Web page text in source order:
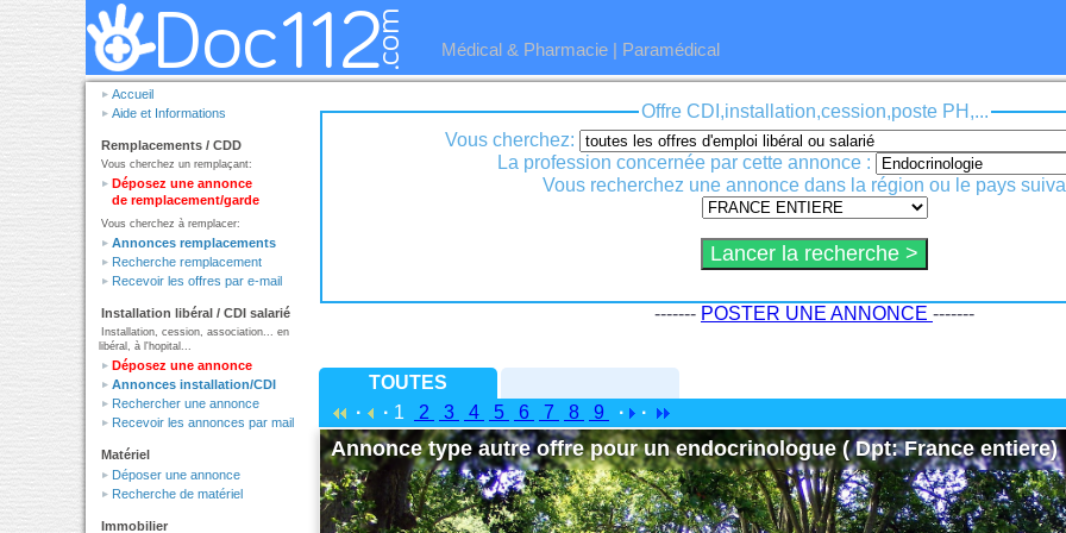
Médical & Pharmacie | Paramédical
Accueil
Aide et Informations
Remplacements / CDD
Vous cherchez un remplaçant:
Déposez une annonce
de remplacement/garde
Vous cherchez à remplacer:
Annonces remplacements
Recherche remplacement
Recevoir les offres par e-mail
Installation libéral / CDI salarié
Installation, cession, association... en
libéral, à l'hopital...
Déposez une annonce
Annonces installation/CDI
Rechercher une annonce
Recevoir les annonces par mail
Matériel
Déposer une annonce
Recherche de matériel
Immobilier
Offre CDI,installation,cession,poste PH,...
Vous cherchez:
La profession concernée par cette annonce :
Vous recherchez une annonce dans la région ou le pays
------- POSTER UNE ANNONCE -------
TOUTES
·
· 1 2 3 4 5 6 7 8 9 · ·
Annonce type autre offre pour un endocrinologue ( Dpt: France entiere)